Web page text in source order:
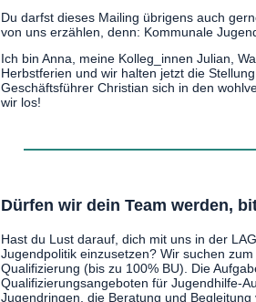
Du darfst dieses Mailing übrigens auch
von uns erzählen, denn: Kommunale
Ich bin Anna, meine Kolleg_innen Julian,
Herbstferien und wir halten jetzt die
Geschäftsführer Christian sich in den
wir los!
Dürfen wir dein Team werden,
Hast du Lust darauf, dich mit uns in der
Jugendpolitik einzusetzen? Wir suchen
Qualifizierung (bis zu 100% BU). Die
Qualifizierungsangeboten für Jugendhilfe-
Jugendringen, die Beratung und